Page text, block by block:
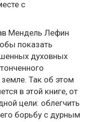
с
Мендель Лефин
показать
духовных
Так об этом
в этой книге, от
цели: облегчить
борьбу с дурным